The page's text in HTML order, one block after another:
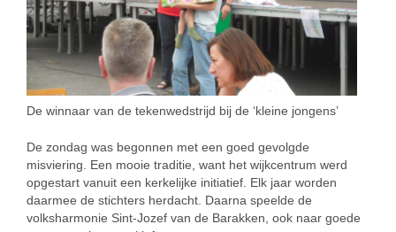
De winnaar van de tekenwedstrijd bij de ‘kleine jongens’
De zondag was begonnen met een goed gevolgde
misviering. Een mooie traditie, want het wijkcentrum werd
opgestart vanuit een kerkelijke initiatief. Elk jaar worden
daarmee de stichters herdacht. Daarna speelde de
volksharmonie Sint-Jozef van de Barakken, ook naar goede